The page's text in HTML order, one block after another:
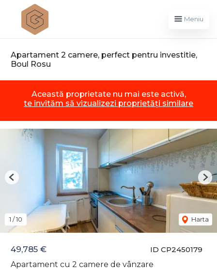
Meniu
Apartament 2 camere, perfect pentru investitie,
Boul Rosu
Această proprietate nu mai este activă,
te invităm să vizualizezi proprietăți similare
ID CP2450179
49,785 €
Apartament cu 2 camere de vânzare
1 /10 Harta
Previous